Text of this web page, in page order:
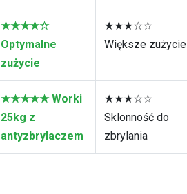
★★★★☆
Optymalne
zużycie
★★★☆☆
Większe zużycie
★★★★★ Worki
25kg z
antyzbrylaczem
★★★☆☆
Sklonność do
zbrylania